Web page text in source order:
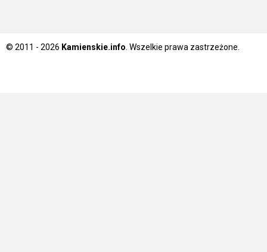
© 2011 - 2026 Kamienskie.info . Wszelkie prawa zastrzeżone.